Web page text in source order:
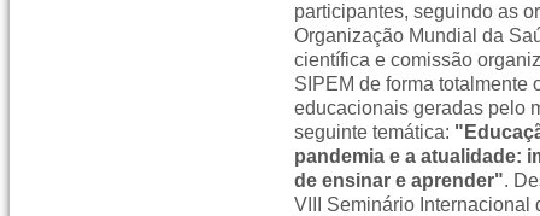
participantes, seguindo as
Organização Mundial da
científica e comissão
SIPEM de forma totalmente
educacionais geradas pelo
seguinte temática:
pandemia e a atualidade:
de ensinar e aprender".
VIII Seminário Internacional